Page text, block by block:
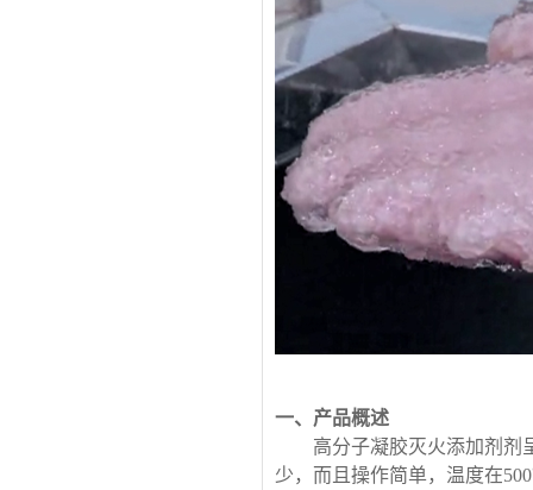
一、产品概述
高分子凝胶灭火添加剂剂
少，而且操作简单，温度在